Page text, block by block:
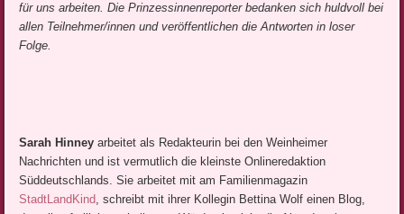
für uns arbeiten.Die Prinzessinnenreporter bedanken sich huldvoll bei
allen Teilnehmer/innen und veröffentlichen die Antworten in loser
Folge.
Sarah Hinney arbeitet als Redakteurin bei den Weinheimer
Nachrichten und ist vermutlich die kleinste Onlineredaktion
Süddeutschlands. Sie arbeitet mit am Familienmagazin
StadtLandKind, schreibt mit ihrer Kollegin Bettina Wolf einen Blog,